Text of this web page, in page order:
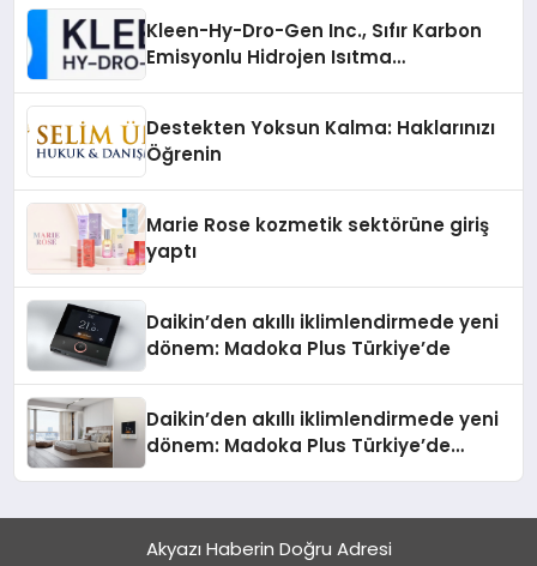
Kleen-Hy-Dro-Gen Inc., Sıfır Karbon
Emisyonlu Hidrojen Isıtma
Destekten Yoksun Kalma: Haklarınızı
Öğrenin
Marie Rose kozmetik sektörüne giriş
yaptı
Daikin’den akıllı iklimlendirmede yeni
dönem: Madoka Plus Türkiye’de
Daikin’den akıllı iklimlendirmede yeni
dönem: Madoka Plus Türkiye’de
teknolojilerle donatılmış son modeli
VRV kontrol ünitesi Madoka Plus
Akyazı Haberin Doğru Adresi